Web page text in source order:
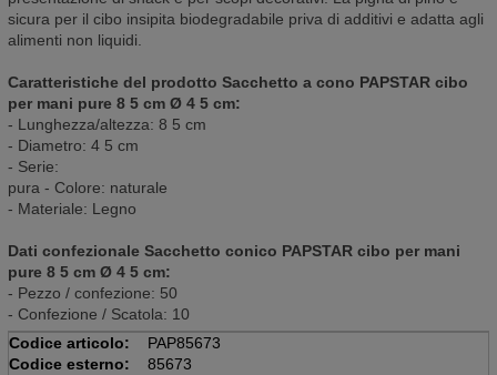
sicura per il cibo insipita biodegradabile priva di additivi e adatta agli
alimenti non liquidi.
Caratteristiche del prodotto Sacchetto a cono PAPSTAR cibo
per mani pure 8 5 cm Ø 4 5 cm:
- Lunghezza/altezza: 8 5 cm
- Diametro: 4 5 cm
- Serie:
pura - Colore: naturale
- Materiale: Legno
Dati confezionale Sacchetto conico PAPSTAR cibo per mani
pure 8 5 cm Ø 4 5 cm:
- Pezzo / confezione: 50
- Confezione / Scatola: 10
Codice articolo:
PAP85673
Codice esterno:
85673